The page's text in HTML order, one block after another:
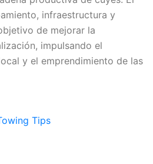
infraestructura y
de mejorar la
impulsando el
y el emprendimiento de las